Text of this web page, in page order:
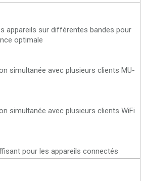
appareils sur différentes bandes pour
optimale
simultanée avec plusieurs clients MU-
simultanée avec plusieurs clients WiFi
pour les appareils connectés